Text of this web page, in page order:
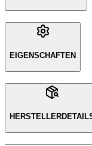
EIGENSCHAFTEN